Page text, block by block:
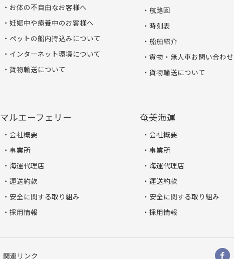
お体の不自由なお客様へ
妊娠中や療養中のお客様へ
ペットの船内持込みについて
インターネット環境について
貨物輸送について
航路図
時刻表
船舶紹介
貨物・無人車お問い合わせ
貨物輸送について
マルエーフェリー
会社概要
事業所
海運代理店
運送約款
安全に関する取り組み
採用情報
奄美海運
会社概要
事業所
海運代理店
運送約款
安全に関する取り組み
採用情報
関連リンク